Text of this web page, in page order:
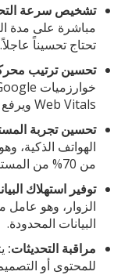
تشخيص سرعة
مباشرة على مدة
تحتاج تحسيناً عاجلاً.
تحسين ترتيب
Web Vitals ويرفع ترتيب موقعك في نتائج البحث العربية.
تحسين تجربة
الهواتف الذكية،
من 70% من المستخدمين عبر الجوال.
توفير استهلاك
الزوار، وهو
البيانات المحدودة.
مراقبة التحديثات:
للمحتوى أو